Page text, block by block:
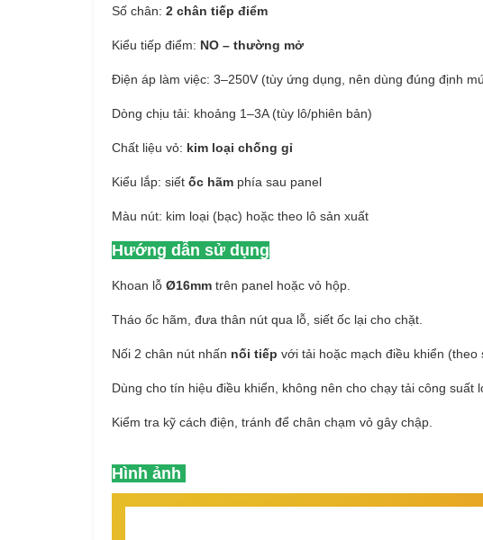
Số chân: 2 chân tiếp điểm
Kiểu tiếp điểm: NO – thường mở
Điện áp làm việc: 3–250V (tùy ứng dụng, nên dùng đúng định
Dòng chịu tải: khoảng 1–3A (tùy lô/phiên bản)
Chất liệu vỏ: kim loại chống gỉ
Kiểu lắp: siết ốc hãm phía sau panel
Màu nút: kim loại (bạc) hoặc theo lô sản xuất
Hướng dẫn sử dụng
Khoan lỗ Ø16mm trên panel hoặc vỏ hộp.
Tháo ốc hãm, đưa thân nút qua lỗ, siết ốc lại cho chặt.
Nối 2 chân nút nhấn nối tiếp với tải hoặc mạch điều khiển (theo
Dùng cho tín hiệu điều khiển, không nên cho chạy tải công suất
Kiểm tra kỹ cách điện, tránh để chân chạm vỏ gây chập.
Hình ảnh